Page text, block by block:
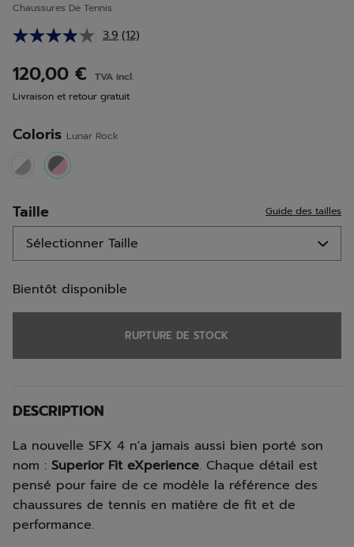
Chaussures De Tennis
3.9 Lire
Lien
sur
la
(12)
120,00 €
TVA incl.
Livraison et retour gratuit
Coloris Lunar Rock
selected
Taille Guide des tailles
Bientôt disponible
RUPTURE DE STOCK
DESCRIPTION
La nouvelle SFX 4 n'a jamais aussi bien porté son
nom : Superior Fit eXperience. Chaque détail est
pensé pour faire de ce modèle la référence des
chaussures de tennis en matière de fit et de
performance.